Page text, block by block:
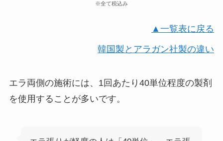
※全て税込み
▲一覧表に戻る
韓国製とアラガン社製の違い
エラ両側の施術には、1回あたり40単位程度の製剤
を使用することが多いです。